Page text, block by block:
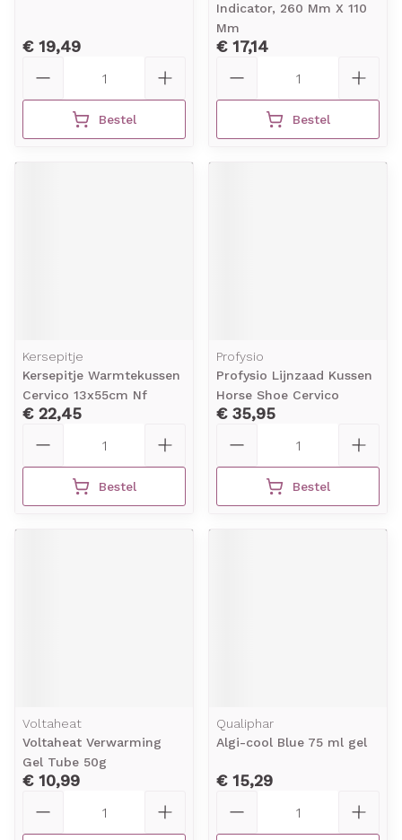
€ 19,49
Bestel
Indicator, 260 Mm X 110
Mm
€ 17,14
Bestel
Kersepitje
Kersepitje Warmtekussen
Cervico 13x55cm Nf
€ 22,45
Bestel
Profysio
Profysio Lijnzaad Kussen
Horse Shoe Cervico
€ 35,95
Bestel
Voltaheat
Voltaheat Verwarming
Gel Tube 50g
€ 10,99
Qualiphar
Algi-cool Blue 75 ml gel
€ 15,29